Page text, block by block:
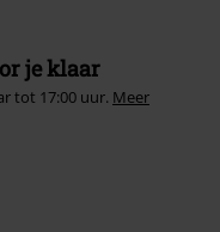
je klaar
tot 17:00 uur. Meer